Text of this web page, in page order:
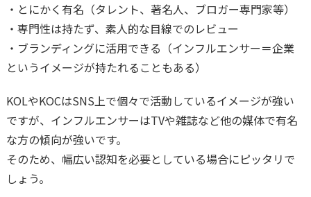
・とにかく有名（タレント、著名人、ブロガー専門家等）
・専門性は持たず、素人的な目線でのレビュー
・ブランディングに活用できる（インフルエンサー＝企業
というイメージが持たれることもある）
KOLやKOCはSNS上で個々で活動しているイメージが強い
ですが、インフルエンサーはTVや雑誌など他の媒体で有名
な方の傾向が強いです。
そのため、幅広い認知を必要としている場合にピッタリで
しょう。